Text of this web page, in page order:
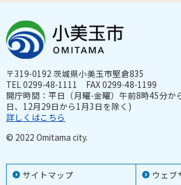
サイトマップ
ウェブ
〒319-0192 茨城県小美玉市堅倉835
TEL 0299-48-1111 FAX 0299-48-1199
開庁時間：平日（月曜-金曜）午前8時45分か
日、12月29日から1月3日を除く)
詳しくはこちら
© 2022 Omitama city.